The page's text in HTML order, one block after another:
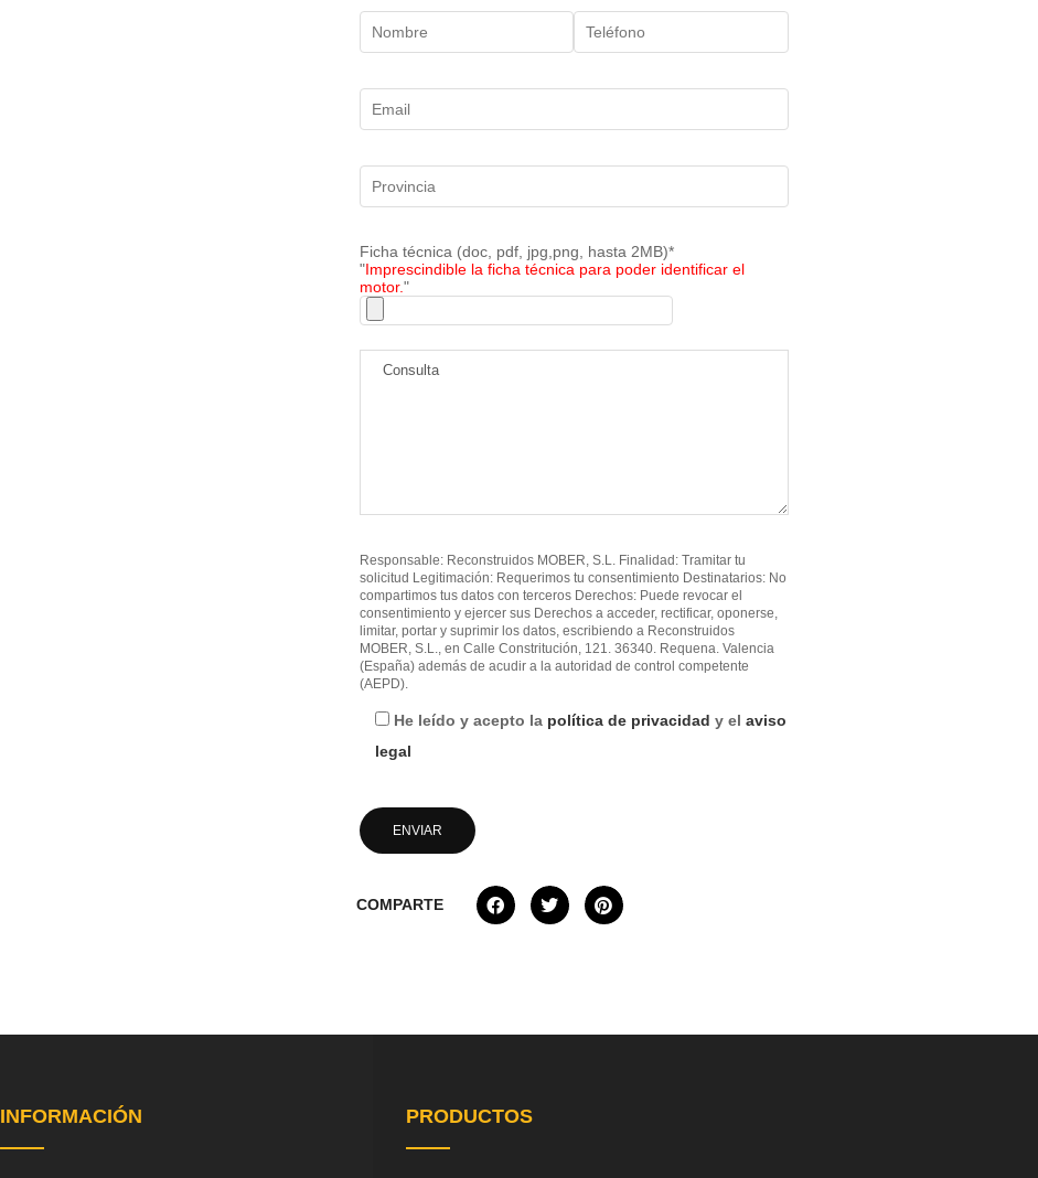
Ficha técnica (doc, pdf, jpg,png, hasta 2MB)*
"Imprescindible la ficha técnica para poder identificar el
motor."
Responsable: Reconstruidos MOBER, S.L. Finalidad: Tramitar tu
solicitud Legitimación: Requerimos tu consentimiento Destinatarios: No
compartimos tus datos con terceros Derechos: Puede revocar el
consentimiento y ejercer sus Derechos a acceder, rectificar, oponerse,
limitar, portar y suprimir los datos, escribiendo a Reconstruidos
MOBER, S.L., en Calle Constritución, 121. 36340. Requena. Valencia
(España) además de acudir a la autoridad de control competente
(AEPD).
He leído y acepto la política de privacidad y el aviso
legal
COMPARTE
INFORMACIÓN PRODUCTOS